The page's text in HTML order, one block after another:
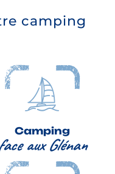
camping
Camping
aux Glénan